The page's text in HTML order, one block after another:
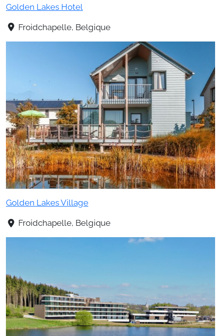
Golden Lakes Hotel
Froidchapelle, Belgique
Golden Lakes Village
Froidchapelle, Belgique